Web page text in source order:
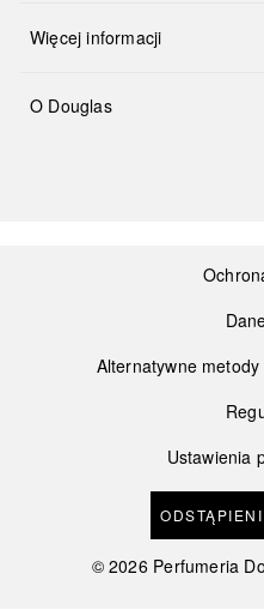
Więcej informacji
O Douglas
Alternatywne
Ustawienia
©2026 Perfumeria